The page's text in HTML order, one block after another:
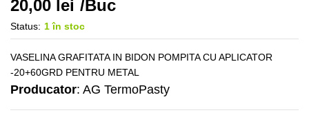
20,00 lei /Buc
Status: 1 în stoc
VASELINA GRAFITATA IN BIDON POMPITA CU APLICATOR
-20+60GRD PENTRU METAL
Producator: AG TermoPasty